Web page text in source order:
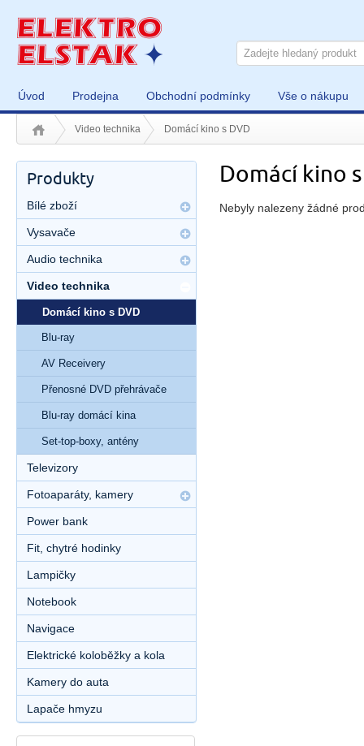
Úvod Prodejna Obchodní podmínky Vše o nákupu
Video technika Domácí kino s DVD
Domácí kino
Nebyly nalezeny žádné
Produkty
Bílé zboží
Vysavače
Audio technika
Video technika
Domácí kino s DVD
Blu-ray
AV Receivery
Přenosné DVD přehrávače
Blu-ray domácí kina
Set-top-boxy, antény
Televizory
Fotoaparáty, kamery
Power bank
Fit, chytré hodinky
Lampičky
Notebook
Navigace
Elektrické koloběžky a kola
Kamery do auta
Lapače hmyzu